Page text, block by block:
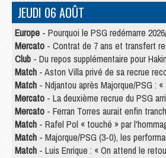
JEUDI 06 AOÛT
Europe - Pourquoi le PSG redémarre 2026/27 au
Mercato - Contrat de 7 ans et transfert record
Club - Du repos supplémentaire pour
Match - Aston Villa privé de sa recrue
Match - Ndjantou après Majorque/PSG : « Je
Mercato - La deuxième recrue du PSG
Mercato - Ferran Torres aurait enfin tranché
Match - Rafel Pol « touché » par l'hommage
Match - Majorque/PSG (3-0), les
Match - Luis Enrique : « On attend le retour